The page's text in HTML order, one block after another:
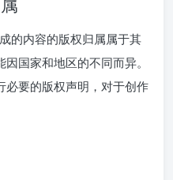
的内容的版权归属属于其
国家和地区的不同而异。
必要的版权声明，对于创作